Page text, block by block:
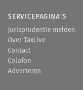
SERVICEPAGINA'S
Jurisprudentie melden
Over TaxLive
Contact
Colofon
Adverteren